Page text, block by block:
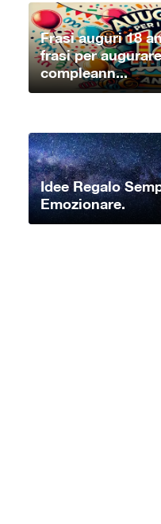
Frasi auguri 18
frasi per
compleann...
Idee Regalo
Emozionare.